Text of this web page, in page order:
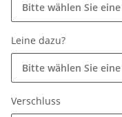
Bitte wählen Sie
Leine dazu?
Bitte wählen Sie
Verschluss